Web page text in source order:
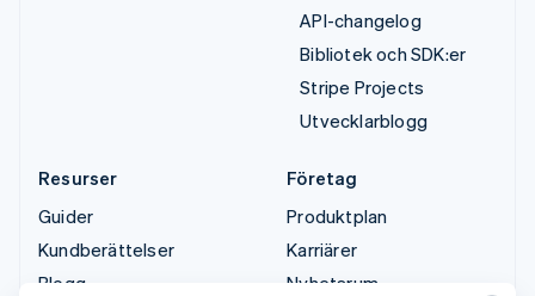
API-changelog
Bibliotek och SDK:er
Stripe Projects
Utvecklarblogg
Resurser
Guider
Kundberättelser
Blogg
Företag
Produktplan
Karriärer
Nyhetsrum